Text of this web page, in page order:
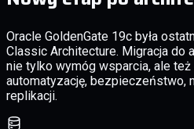
Oracle GoldenGate 19c była
Classic Architecture. Migracja do
nie tylko wymóg wsparcia, ale
automatyzację, bezpieczeństwo,
replikacji.